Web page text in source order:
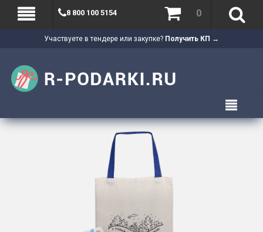
Участвуете в тендере или закупке? Получить КП →
8 800 100 5154 0